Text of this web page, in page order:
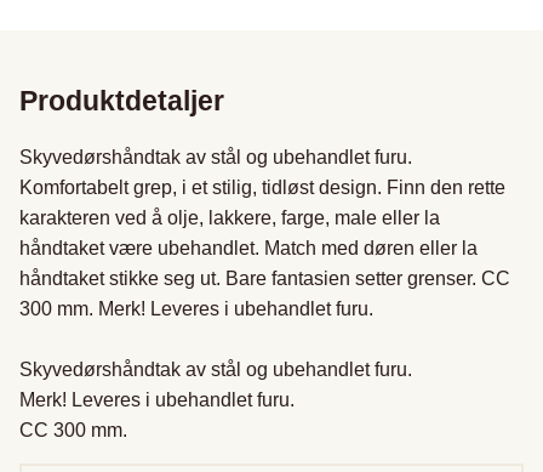
Produktdetaljer
Skyvedørshåndtak av stål og ubehandlet furu.
Komfortabelt grep, i et stilig, tidløst design. Finn den rette
karakteren ved å olje, lakkere, farge, male eller la
håndtaket være ubehandlet. Match med døren eller la
håndtaket stikke seg ut. Bare fantasien setter grenser. CC
300 mm. Merk! Leveres i ubehandlet furu.
Skyvedørshåndtak av stål og ubehandlet furu.
Merk! Leveres i ubehandlet furu.
CC 300 mm.